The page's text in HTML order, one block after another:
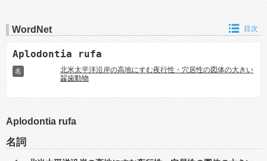
WordNet 目次
Aplodontia rufa
名
北米太平洋沿岸の高地にすむ夜行性・穴居性の図体の大きい
齧歯動物
Aplodontia rufa
名詞